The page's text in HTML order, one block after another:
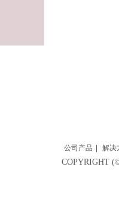
公司产品 解决
COPYRIGHT